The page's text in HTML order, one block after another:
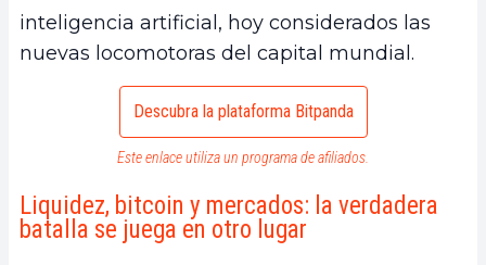
inteligencia artificial, hoy considerados las
nuevas locomotoras del capital mundial.
Descubra la plataforma Bitpanda
Este enlace utiliza un programa de afiliados.
Liquidez, bitcoin y mercados: la verdadera
batalla se juega en otro lugar